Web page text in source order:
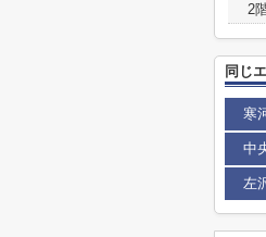
2
同じ
寒
中
左